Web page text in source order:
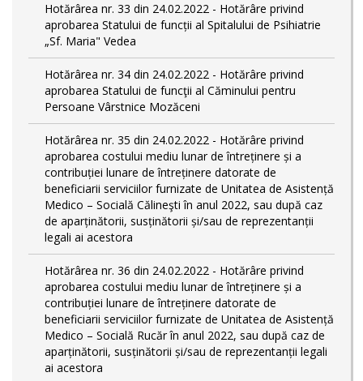
Hotărârea nr. 33 din 24.02.2022 - Hotărâre privind
aprobarea Statului de funcții al Spitalului de Psihiatrie
„Sf. Maria" Vedea
Hotărârea nr. 34 din 24.02.2022 - Hotărâre privind
aprobarea Statului de funcţii al Căminului pentru
Persoane Vârstnice Mozăceni
Hotărârea nr. 35 din 24.02.2022 - Hotărâre privind
aprobarea costului mediu lunar de întreținere și a
contribuției lunare de întreținere datorate de
beneficiarii serviciilor furnizate de Unitatea de Asistență
Medico – Socială Călineşti în anul 2022, sau după caz
de aparținătorii, susținătorii și/sau de reprezentanții
legali ai acestora
Hotărârea nr. 36 din 24.02.2022 - Hotărâre privind
aprobarea costului mediu lunar de întreținere și a
contribuției lunare de întreținere datorate de
beneficiarii serviciilor furnizate de Unitatea de Asistență
Medico – Socială Rucăr în anul 2022, sau după caz de
aparținătorii, susținătorii și/sau de reprezentanții legali
ai acestora